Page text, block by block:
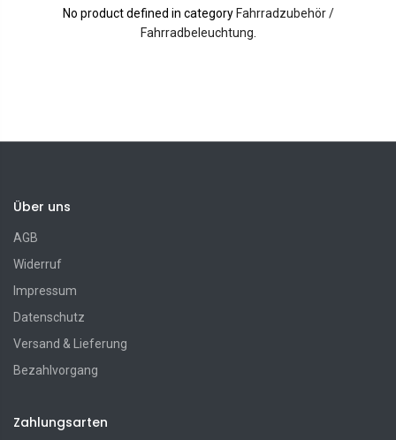
No product defined in category Fahrradzubehör /
Fahrradbeleuchtung
Über uns
AGB
Widerruf
Impressum
Datenschutz
Versand & Lieferung
Bezahlvorgang
Zahlungsarten